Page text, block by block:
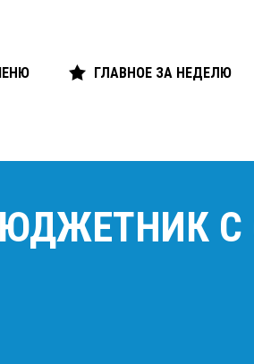
ГЛАВНОЕ ЗА НЕДЕЛЮ